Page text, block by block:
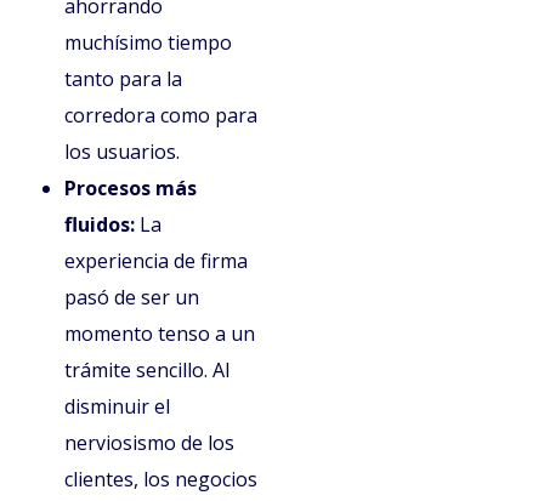
ahorrando
muchísimo tiempo
tanto para la
corredora como para
los usuarios.
Procesos más
fluidos: La
experiencia de firma
pasó de ser un
momento tenso a un
trámite sencillo. Al
disminuir el
nerviosismo de los
clientes, los negocios